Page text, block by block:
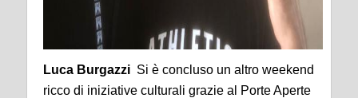
Luca Burgazzi Si è concluso un altro weekend
ricco di iniziative culturali grazie al Porte Aperte